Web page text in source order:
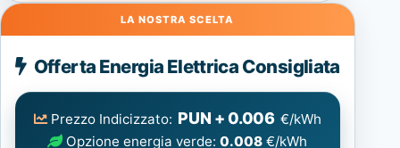
Energia
Elettrica
consigliata
Offerta Energia Elettrica Consigliata
Prezzo Indicizzato: PUN + 0.006 €/kWh
Opzione energia verde:0.008 €/kWh